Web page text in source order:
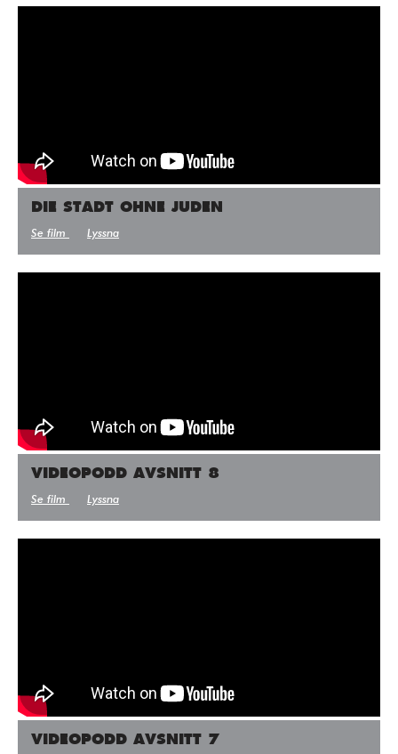
DIE STADT OHNE JUDEN
Se film Lyssna
VIDEOPODD AVSNITT 8
Se film Lyssna
VIDEOPODD AVSNITT 7